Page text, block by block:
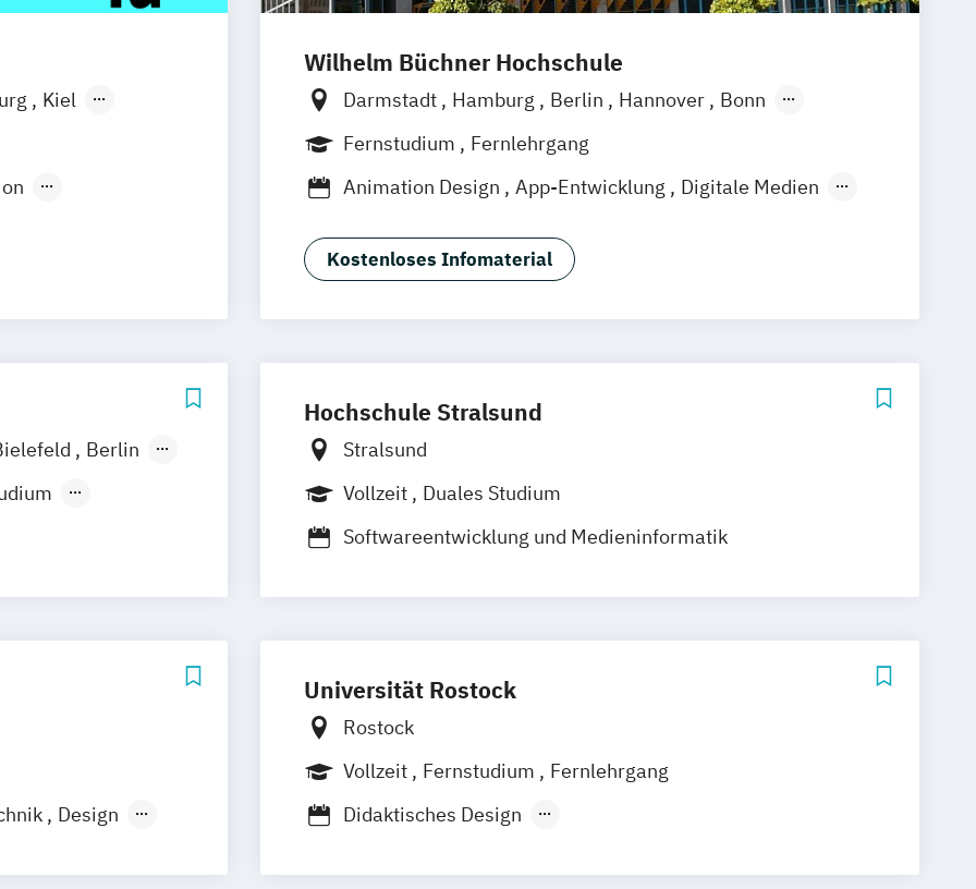
Kiel
Neu-Ulm
Wilhelm Büchner Hochschule
Darmstadt Hamburg Berlin Hannover
Bonn
Nürnberg
München
Wien Zürich Rostock
Fernstudium
Fernlehrgang
Animation Design
App-Entwicklung
Digitale Medien
Kommunikationsdesign Media Production
Mediengestaltung Nachhaltiges Design
Kostenloses Infomaterial
Berlin
Hochschule Stralsund
Stralsund
Vollzeit
Duales Studium
Softwareentwicklung und Medieninformatik
Design
Universität Rostock
Rostock
Vollzeit
Fernstudium
Fernlehrgang
Didaktisches Design
Kommunikations- und Medienwissenschaft